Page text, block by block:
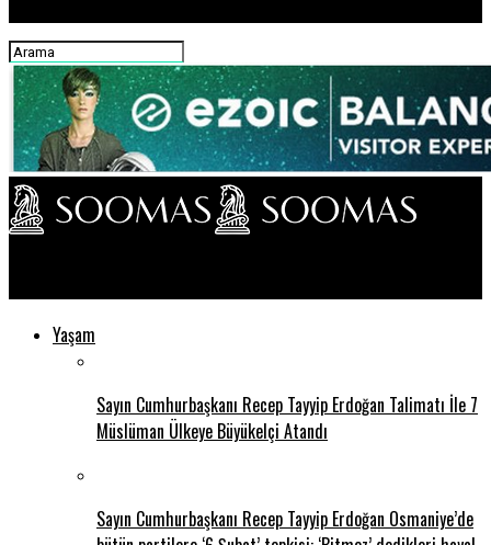
Yaşam
Sayın Cumhurbaşkanı Recep Tayyip Erdoğan Talimatı İle 7
Müslüman Ülkeye Büyükelçi Atandı
Sayın Cumhurbaşkanı Recep Tayyip Erdoğan Osmaniye’de